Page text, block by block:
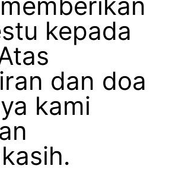
kepada
dan doa
kami